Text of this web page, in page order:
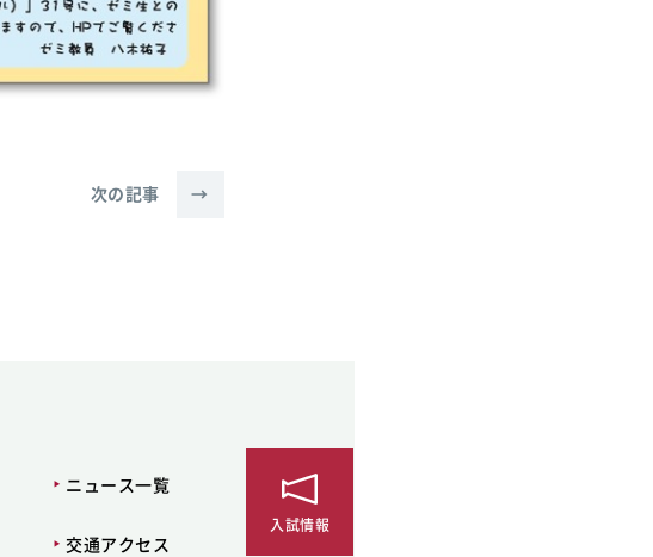
次の記事 →
ニュース一覧
交通アクセス
入試情報